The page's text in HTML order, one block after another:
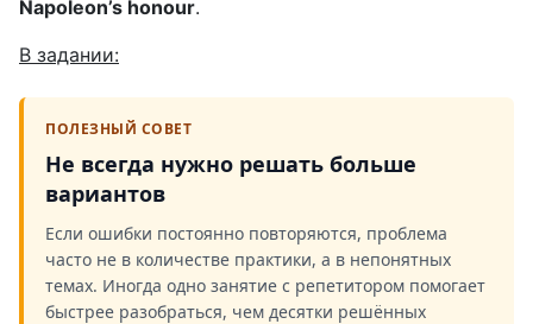
Napoleon’s honour.
В задании:
ПОЛЕЗНЫЙ СОВЕТ
Не всегда нужно решать больше
вариантов
Если ошибки постоянно повторяются, проблема
часто не в количестве практики, а в непонятных
темах. Иногда одно занятие с репетитором помогает
быстрее разобраться, чем десятки решённых